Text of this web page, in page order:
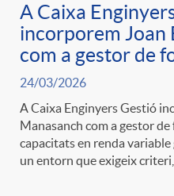
A Caixa
incorporem Joan
com a gestor de
24/03/2026
A Caixa Enginyers Gestió
Manasanch com a gestor
capacitats en renda
un entorn que exigeix